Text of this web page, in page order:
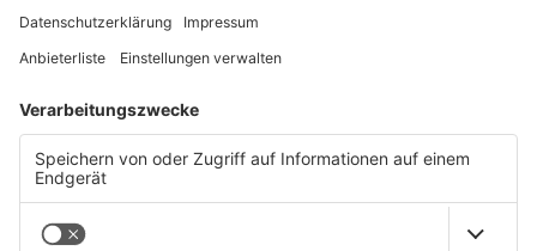
1 Weinverkostung mit 3 Proben im
Schloss Gamlitz, Domaines Kilger
1 gemeinsames Abendessen in der
(W)einkehr Gamlitz (4-Gang
Wirtshausmenü)
(Restaurant kann sich nach
Verfügbarkeit ändern)